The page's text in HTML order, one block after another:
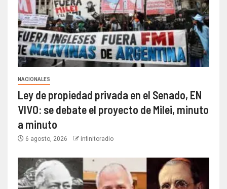
NACIONALES
Ley de propiedad privada en el Senado, EN
VIVO: se debate el proyecto de Milei, minuto
a minuto
6 agosto, 2026 infinitoradio